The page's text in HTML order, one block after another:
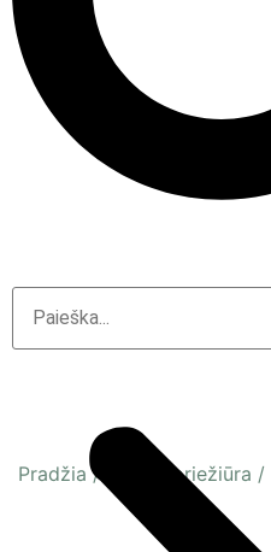
Pradžia/ Plaukų priežiūra /